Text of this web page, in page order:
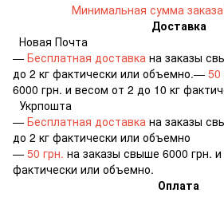
Минимальная сумма
Доставка
Новая Почта
— Бесплатная доставка на заказы
до 2 кг фактически или объемно.— 50
6000 грн. и весом от 2 до 10 кг
Укрпошта
— Бесплатная доставка на заказы
до 2 кг фактически или объемно
— 50 грн. на заказы свыше 6000 грн.
фактически или объемно.
Оплата